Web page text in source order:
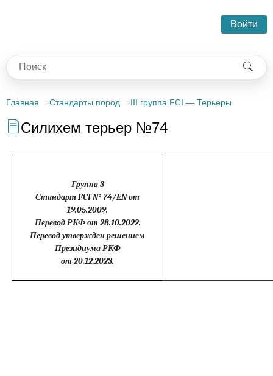
Войти
Главная Стандарты пород III группа FCI — Терьеры
Силихем терьер №74
Группа 3
Стандарт FCI N° 74/EN от
19.05.2009.
Перевод РКФ от 28.10.2022.
Перевод утвержден решением
Президиума РКФ
от 20.12.2023.